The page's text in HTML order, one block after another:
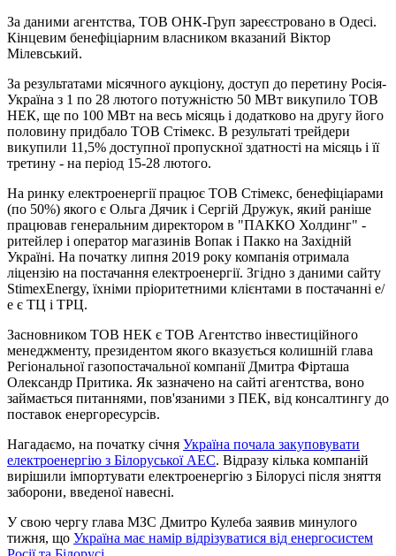
За даними агентства, ТОВ ОНК-Груп зареєстровано в Одесі.
Кінцевим бенефіціарним власником вказаний Віктор
Мілевський.
За результатами місячного аукціону, доступ до перетину Росія-
Україна з 1 по 28 лютого потужністю 50 МВт викупило ТОВ
НЕК, ще по 100 МВт на весь місяць і додатково на другу його
половину придбало ТОВ Стімекс. В результаті трейдери
викупили 11,5% доступної пропускної здатності на місяць і її
третину - на період 15-28 лютого.
На ринку електроенергії працює ТОВ Стімекс, бенефіціарами
(по 50%) якого є Ольга Дячик і Сергій Дружук, який раніше
працював генеральним директором в "ПАККО Холдинг" -
ритейлер і оператор магазинів Вопак і Пакко на Західній
Україні. На початку липня 2019 року компанія отримала
ліцензію на постачання електроенергії. Згідно з даними сайту
StimexEnergy, їхніми пріоритетними клієнтами в постачанні е/
е є ТЦ і ТРЦ.
Засновником ТОВ НЕК є ТОВ Агентство інвестиційного
менеджменту, президентом якого вказується колишній глава
Регіональної газопостачальної компанії Дмитра Фірташа
Олександр Притика. Як зазначено на сайті агентства, воно
займається питаннями, пов'язаними з ПЕК, від консалтингу до
поставок енергоресурсів.
Нагадаємо, на початку січня Україна почала закуповувати
електроенергію з Білоруської АЕС. Відразу кілька компаній
вирішили імпортувати електроенергію з Білорусі після зняття
заборони, введеної навесні.
У свою чергу глава МЗС Дмитро Кулеба заявив минулого
тижня, що Україна має намір відрізуватися від енергосистем